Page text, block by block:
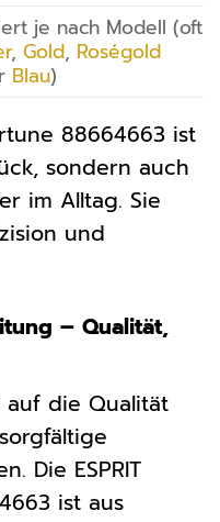
je nach Modell (oft
, Gold, Roségold
Blau)
88664663 ist
sondern auch
im Alltag. Sie
und
– Qualität,
auf die Qualität
Die ESPRIT
ist aus